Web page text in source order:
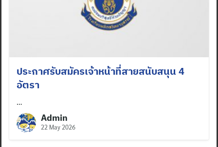
ประกาศรับสมัครเจ้าหน้าที่สายสนับสนุน 4
อัตรา
…
Admin
22 May 2026